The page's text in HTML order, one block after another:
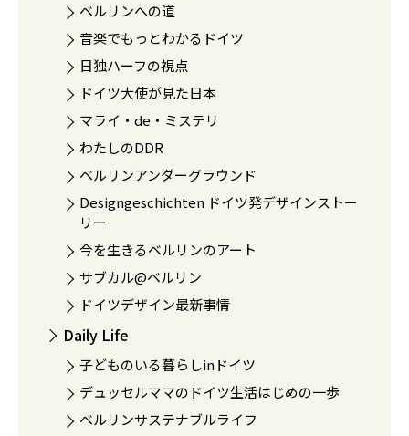
ベルリンへの道
音楽でもっとわかるドイツ
日独ハーフの視点
ドイツ大使が見た日本
マライ・de・ミステリ
わたしのDDR
ベルリンアンダーグラウンド
Designgeschichten ドイツ発デザインストー
リー
今を生きるベルリンのアート
サブカル@ベルリン
ドイツデザイン最新事情
Daily Life
子どものいる暮らしinドイツ
デュッセルママのドイツ生活はじめの一歩
ベルリンサステナブルライフ